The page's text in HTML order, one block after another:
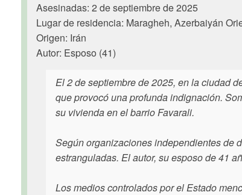
Asesinadas: 2 de septiembre de 2025
Lugar de residencia: Maragheh, Azerbaiyán
Origen: Irán
Autor: Esposo (41)
El 2 de septiembre de 2025, en la ciudad
que provocó una profunda indignación.
su vivienda en el barrio Favarali.
Según organizaciones independientes de
estranguladas. El autor, su esposo de 41
Los medios controlados por el Estado